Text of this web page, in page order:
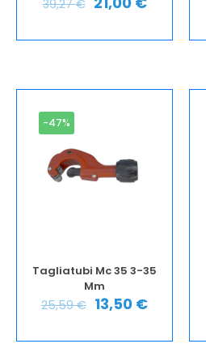
39,27€
-47%
Tagliatubi Mc 35 3-35
Mm
25,59€ 13,50 €